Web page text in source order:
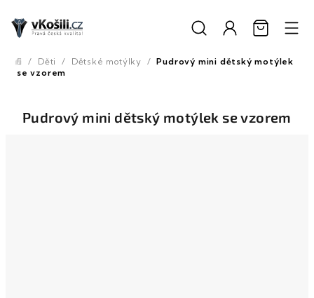
obsah
Domů
/ Děti / Dětské motýlky / Pudrový mini dětský motýlek
se vzorem
Pudrový mini dětský motýlek se vzorem